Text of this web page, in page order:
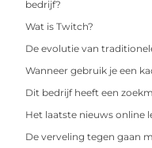
bedrijf?
Wat is Twitch?
De evolutie van
Wanneer gebruik je een
Dit bedrijf heeft een
Het laatste nieuws online
De verveling tegen gaan